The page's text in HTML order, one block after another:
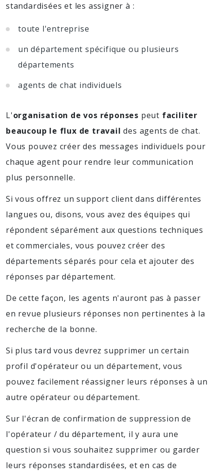
standardisées et les assigner à :
toute l'entreprise
un département spécifique ou plusieurs
départements
agents de chat individuels
L'organisation de vos réponses peut faciliter
beaucoup le flux de travail des agents de chat.
Vous pouvez créer des messages individuels pour
chaque agent pour rendre leur communication
plus personnelle.
Si vous offrez un support client dans différentes
langues ou, disons, vous avez des équipes qui
répondent séparément aux questions techniques
et commerciales, vous pouvez créer des
départements séparés pour cela et ajouter des
réponses par département.
De cette façon, les agents n'auront pas à passer
en revue plusieurs réponses non pertinentes à la
recherche de la bonne.
Si plus tard vous devrez supprimer un certain
profil d'opérateur ou un département, vous
pouvez facilement réassigner leurs réponses à un
autre opérateur ou département.
Sur l'écran de confirmation de suppression de
l'opérateur / du département, il y aura une
question si vous souhaitez supprimer ou garder
leurs réponses standardisées, et en cas de